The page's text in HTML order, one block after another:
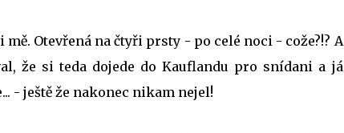
Otevřená na čtyři prsty - po celé noci - cože?!? A
že si teda dojede do Kauflandu pro snídani a já
- ještě že nakonec nikam nejel!